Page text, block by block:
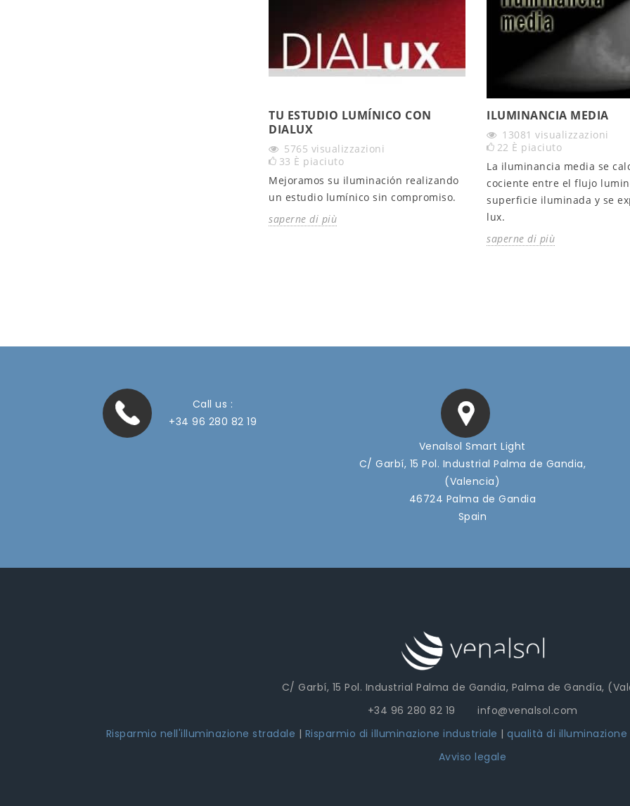
TU ESTUDIO LUMÍNICO CON
DIALUX
5765 visualizzazioni
33 È piaciuto
Mejoramos su iluminación realizando
un estudio lumínico sin compromiso.
saperne di più
ILUMINANCIA MEDIA
13081 visualizzazioni
22 È piaciuto
La iluminancia media se
cociente entre el flujo
superficie iluminada y se
lux.
saperne di più
Call us :
+34 96 280 82 19
Venalsol Smart Light
C/ Garbí, 15 Pol. Industrial Palma de Gandia,
(Valencia)
46724 Palma de Gandia
Spain
C/ Garbí, 15 Pol. Industrial Palma de Gandia, Palma de Gandía,
+34 96 280 82 19 info@venalsol.com
Risparmio nell'illuminazione stradale | Risparmio di illuminazione industriale | qualità di illuminazione
Avviso legale